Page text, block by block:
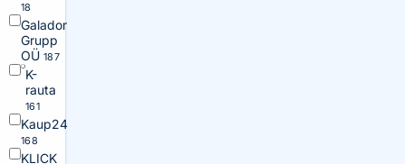
18
Galador
Grupp
OÜ 187
K-
rauta
161
Kaup24
168
KLICK